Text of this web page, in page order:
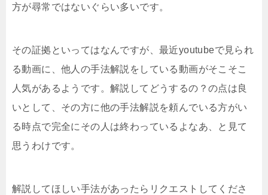
方が尋常ではないぐらい多いです。
その証拠といってはなんですが、最近youtubeで見られ
る動画に、他人の手法解説をしている動画がそこそこ
人気があるようです。解説してどうするの？の点は良
いとして、その方に他の手法解説を頼んでいる方がい
る時点で完全にその人は終わっているよなあ、と見て
思うわけです。
解説してほしい手法があったらリクエストしてくださ